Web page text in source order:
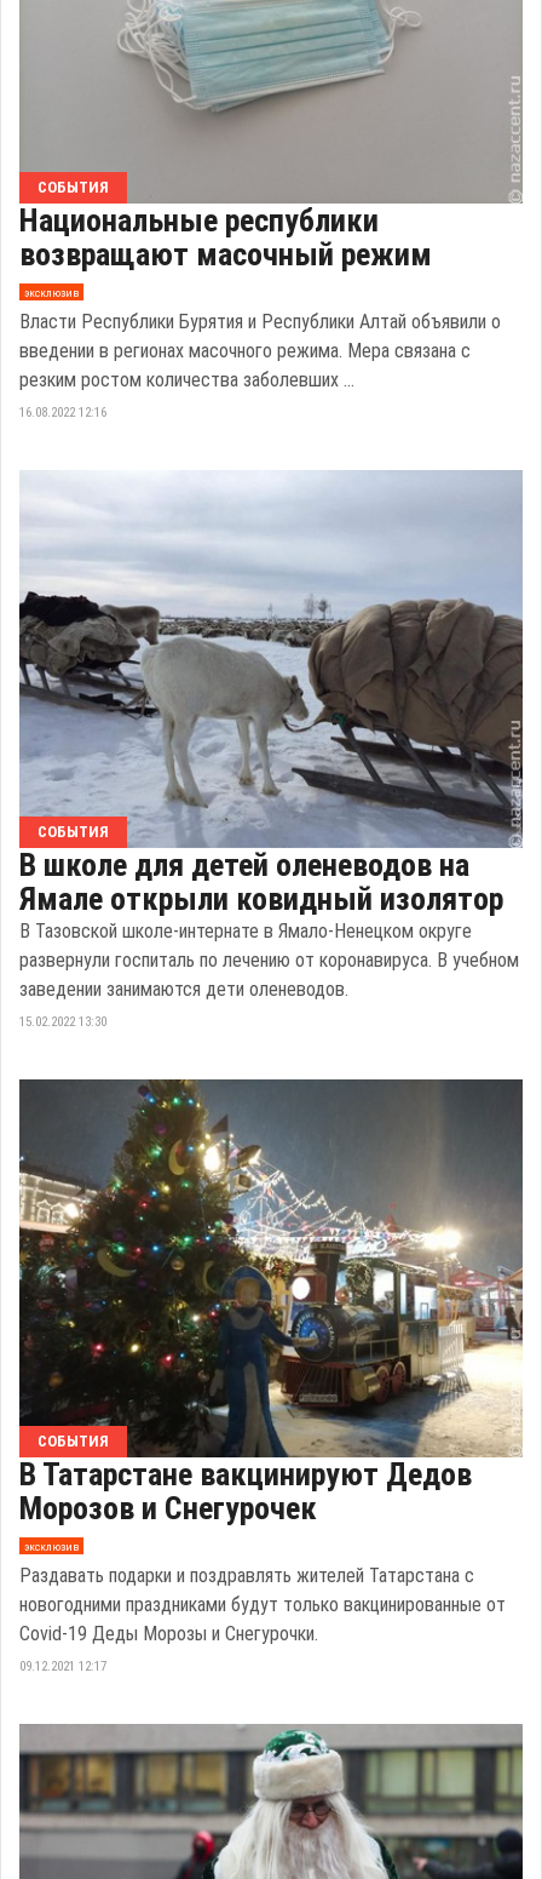
СОБЫТИЯ
Национальные республики
возвращают масочный режим
эксклюзив
Власти Республики Бурятия и Республики Алтай объявили о
введении в регионах масочного режима. Мера связана с
резким ростом количества заболевших ...
16.08.2022 12:16
СОБЫТИЯ
В школе для детей оленеводов на
Ямале открыли ковидный изолятор
В Тазовской школе-интернате в Ямало-Ненецком округе
развернули госпиталь по лечению от коронавируса. В учебном
заведении занимаются дети оленеводов.
15.02.2022 13:30
СОБЫТИЯ
В Татарстане вакцинируют Дедов
Морозов и Снегурочек
эксклюзив
Раздавать подарки и поздравлять жителей Татарстана с
новогодними праздниками будут только вакцинированные от
Covid-19 Деды Морозы и Снегурочки.
09.12.2021 12:17